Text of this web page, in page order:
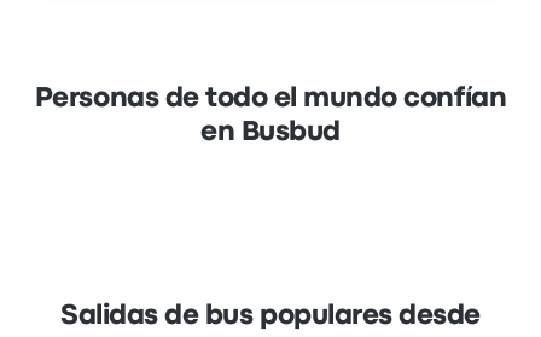
Personas de todo el mundo confían
en Busbud
Salidas de bus populares desde